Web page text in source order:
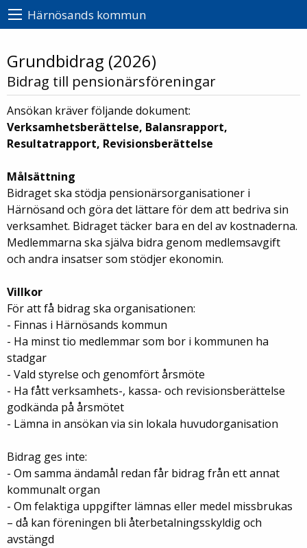
Härnösands kommun
Grundbidrag (2026)
Bidrag till pensionärsföreningar
Ansökan kräver följande dokument:
Verksamhetsberättelse, Balansrapport,
Resultatrapport, Revisionsberättelse
Målsättning
Bidraget ska stödja pensionärsorganisationer i
Härnösand och göra det lättare för dem att bedriva sin
verksamhet. Bidraget täcker bara en del av kostnaderna.
Medlemmarna ska själva bidra genom medlemsavgift
och andra insatser som stödjer ekonomin.
Villkor
För att få bidrag ska organisationen:
- Finnas i Härnösands kommun
- Ha minst tio medlemmar som bor i kommunen ha
stadgar
- Vald styrelse och genomfört årsmöte
- Ha fått verksamhets-, kassa- och revisionsberättelse
godkända på årsmötet
- Lämna in ansökan via sin lokala huvudorganisation
Bidrag ges inte:
- Om samma ändamål redan får bidrag från ett annat
kommunalt organ
- Om felaktiga uppgifter lämnas eller medel missbrukas
– då kan föreningen bli återbetalningsskyldig och
avstängd